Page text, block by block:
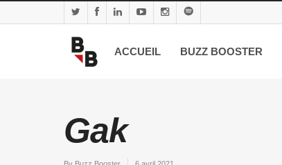
ACCUEIL BUZZ BOOSTER
Gak